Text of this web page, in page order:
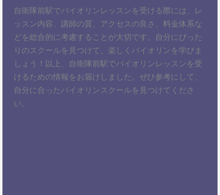
自衛隊前駅でバイオリンレッスンを受ける際には、レ
ッスン内容、講師の質、アクセスの良さ、料金体系な
どを総合的に考慮することが大切です。自分にぴった
りのスクールを見つけて、楽しくバイオリンを学びま
しょう！以上、自衛隊前駅でバイオリンレッスンを受
けるための情報をお届けしました。ぜひ参考にして、
自分に合ったバイオリンスクールを見つけてくださ
い。